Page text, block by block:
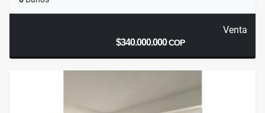
Venta
$340.000.000COP